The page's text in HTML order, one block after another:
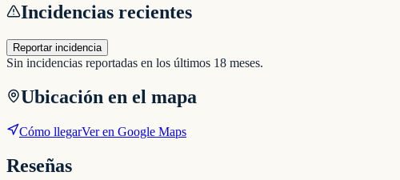
Incidencias recientes
Reportar incidencia
Sin incidencias reportadas en los últimos 18 meses.
Ubicación en el mapa
Cómo llegarVer en Google Maps
Reseñas